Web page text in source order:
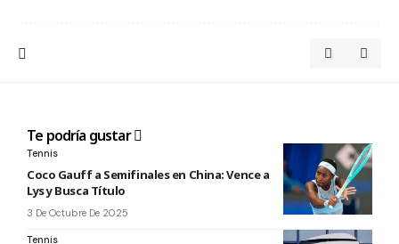
Te podría gustar
Tennis
Coco Gauff a Semifinales en China: Vence a
Lys y Busca Título
3 De Octubre De 2025
Tennis